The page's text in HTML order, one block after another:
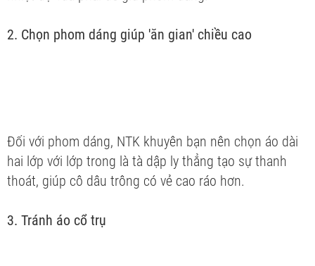
2. Chọn phom dáng giúp 'ăn gian' chiều cao
Đối với phom dáng, NTK khuyên bạn nên chọn áo dài
hai lớp với lớp trong là tà dập ly thẳng tạo sự thanh
thoát, giúp cô dâu trông có vẻ cao ráo hơn.
3. Tránh áo cổ trụ